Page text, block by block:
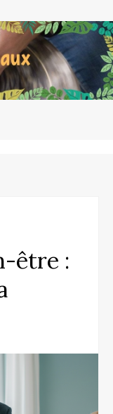
être :